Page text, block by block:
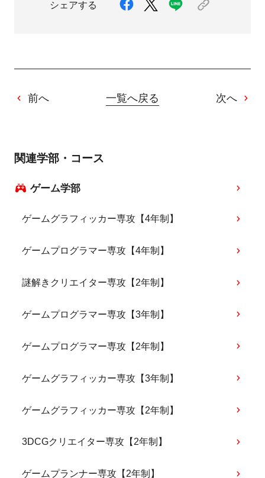
シェアする
前へ 一覧へ戻る 次へ
関連学部・コース
ゲーム学部
ゲームグラフィッカー専攻【4年制】
ゲームプログラマー専攻【4年制】
謎解きクリエイター専攻【2年制】
ゲームプログラマー専攻【3年制】
ゲームプログラマー専攻【2年制】
ゲームグラフィッカー専攻【3年制】
ゲームグラフィッカー専攻【2年制】
3DCGクリエイター専攻【2年制】
ゲームプランナー専攻【2年制】